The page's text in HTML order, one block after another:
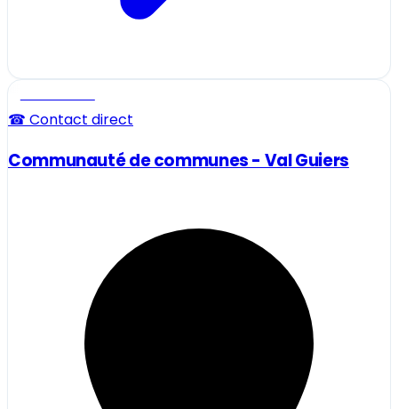
☎ Contact direct
Communauté de communes - Val Guiers